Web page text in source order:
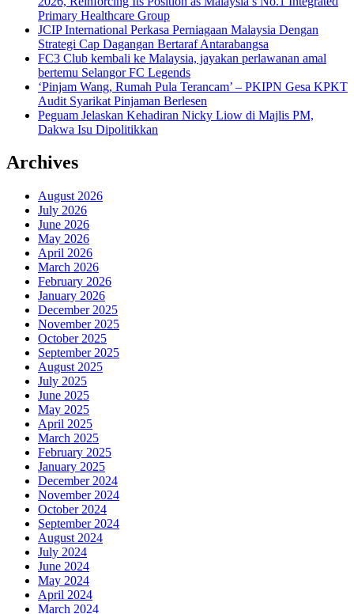
Primary Healthcare Group
JCIP International Perkasa Perniagaan Malaysia Dengan
Strategi Cap Dagangan Bertaraf Antarabangsa
FC3 Club kembali ke Malaysia, jayakan perlawanan amal
bertemu Selangor FC Legends
‘Pinjam Wang, Rumah Pula Terancam’ – PKIPN Gesa KPKT
Audit Syarikat Pinjaman Berlesen
Peguam Jelaskan Kehadiran Nicky Liow di Majlis PM,
Dakwa Isu Dipolitikkan
Archives
August 2026
July 2026
June 2026
May 2026
April 2026
March 2026
February 2026
January 2026
December 2025
November 2025
October 2025
September 2025
August 2025
July 2025
June 2025
May 2025
April 2025
March 2025
February 2025
January 2025
December 2024
November 2024
October 2024
September 2024
August 2024
July 2024
June 2024
May 2024
April 2024
March 2024